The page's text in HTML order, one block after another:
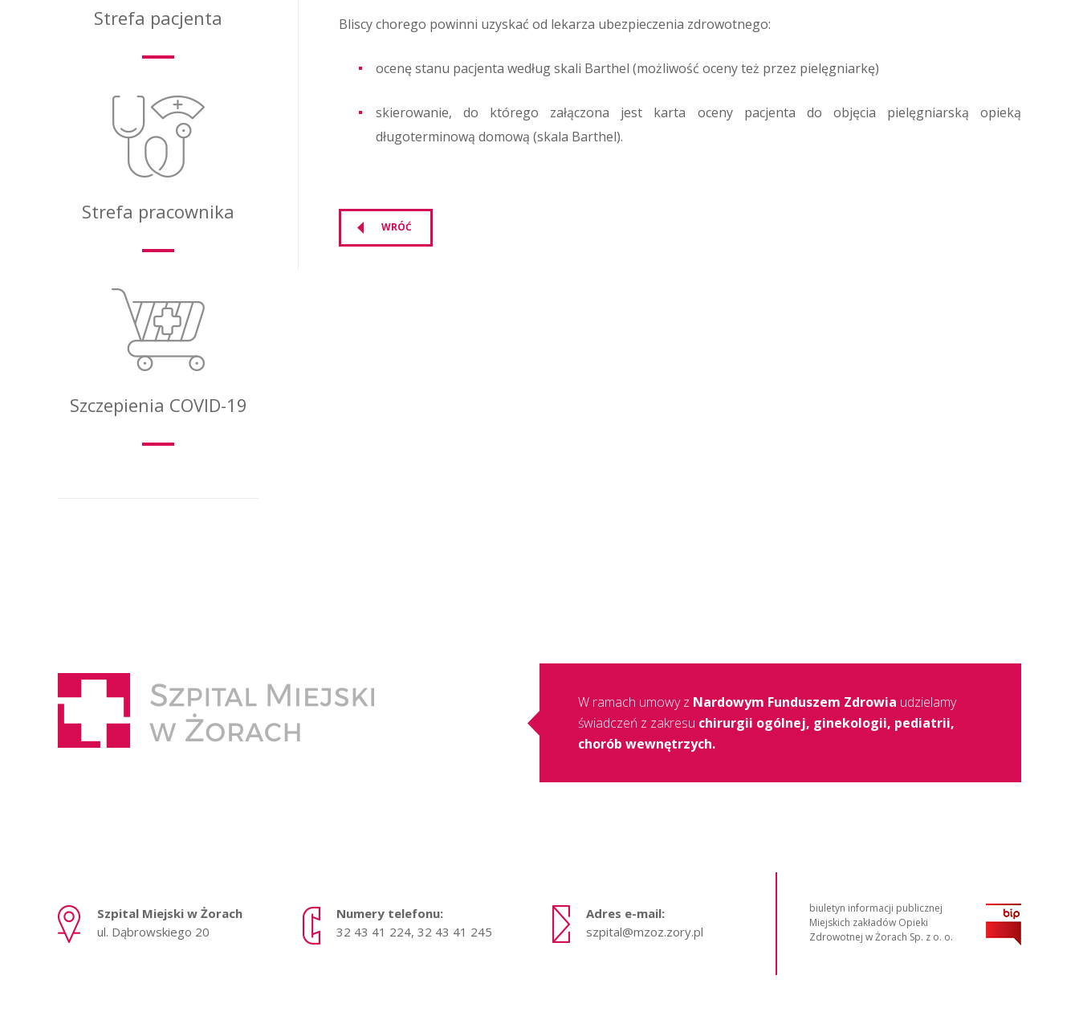
Strefa pacjenta
Strefa pracownika
Szczepienia COVID-19
Bliscy chorego powinni uzyskać od lekarza ubezpieczenia zdrowotnego:
ocenę stanu pacjenta według skali Barthel (możliwość oceny też przez pielęgniarkę)
skierowanie, do którego załączona jest karta oceny pacjenta do objęcia pielęgniarską opieką
długoterminową domową (skala Barthel).
WRÓĆ
W ramach umowy z Nardowym Funduszem Zdrowia udzielamy
świadczeń z zakresu chirurgii ogólnej, ginekologii, pediatrii,
chorób wewnętrzych.
Szpital Miejski w Żorach
ul. Dąbrowskiego 20
Numery telefonu:
32 43 41 224, 32 43 41 245
Adres e-mail:
szpital@mzoz.zory.pl
biuletyn informacji publicznej
Miejskich zakładów Opieki
Zdrowotnej w Żorach Sp. z o. o.